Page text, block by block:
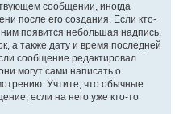
сообщении, иногда
после его создания. Если кто-
появится небольшая надпись,
а также дату и время последней
сообщение редактировал
могут сами написать о
Учтите, что обычные
если на него уже кто-то